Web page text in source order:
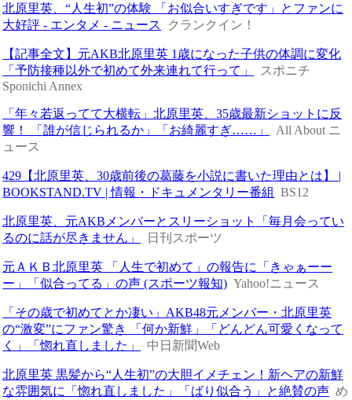
北原里英、“人生初”の体験 「お似合いすぎです」とファンに
大好評 - エンタメ - ニュース
クランクイン！
【記事全文】元AKB北原里英 1歳になった子供の体調に変化
「予防接種以外で初めて外来連れて行って」
スポニチ
Sponichi Annex
「年々若返ってて大横転」北原里英、35歳最新ショットに反
響！ 「誰が信じられるか」「お綺麗すぎ……」
All About ニ
ュース
429【北原里英、30歳前後の葛藤を小説に書いた理由とは】 |
BOOKSTAND.TV | 情報・ドキュメンタリー番組 BS12
北原里英、元AKBメンバーとスリーショット「毎月会ってい
るのに話が尽きません」
日刊スポーツ
元ＡＫＢ北原里英 「人生で初めて」の報告に「きゃぁーー
ー」「似合ってる」の声 (スポーツ報知) Yahoo!ニュース
「その歳で初めてとか凄い」AKB48元メンバー・北原里英
の“激変”にファン驚き 「何か新鮮」「どんどん可愛くなって
く」「惚れ直しました」
中日新聞Web
北原里英 黒髪から“人生初”の大胆イメチェン！新ヘアの新鮮
な雰囲気に「惚れ直しました」「ばり似合う」と絶賛の声 め